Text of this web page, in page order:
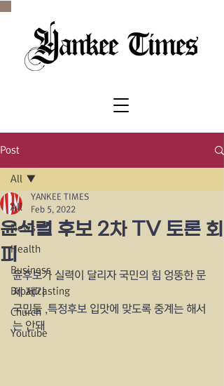
Post
All
News
Health
Business
Broadcasting
Church
Youtube
All
윤석렬 후보 2차 TV 토론 회
피
YANKEE TIMES
Feb 5, 2022
윤후보가 실력이 달리자 국민의 힘 엉뚱한 문
제 제기
국민들 ,특정후보 입맛에 맞도록 중계는 해서
는 안돼